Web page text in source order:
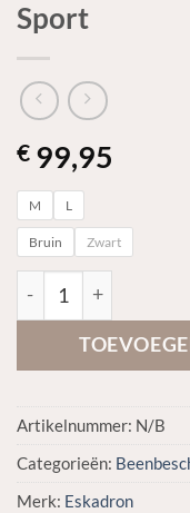
Sport
€ 99,95
M L
Bruin Zwart
Artikelnummer: N/B
Categorieën:
Merk: Eskadron